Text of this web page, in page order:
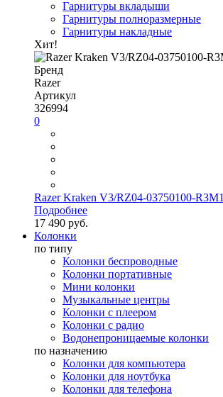
Гарнитуры вкладыши
Гарнитуры полноразмерные
Гарнитуры накладные
Хит!
Бренд
Razer
Артикул
326994
0
Razer Kraken V3/RZ04-03750100-R3M1
Подробнее
17 490 руб.
Колонки
по типу
Колонки беспроводные
Колонки портативные
Мини колонки
Музыкальные центры
Колонки с плеером
Колонки с радио
Водонепроницаемые колонки
по назначению
Колонки для компьютера
Колонки для ноутбука
Колонки для телефона